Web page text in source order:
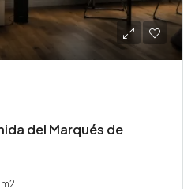
del Marqués de
m2